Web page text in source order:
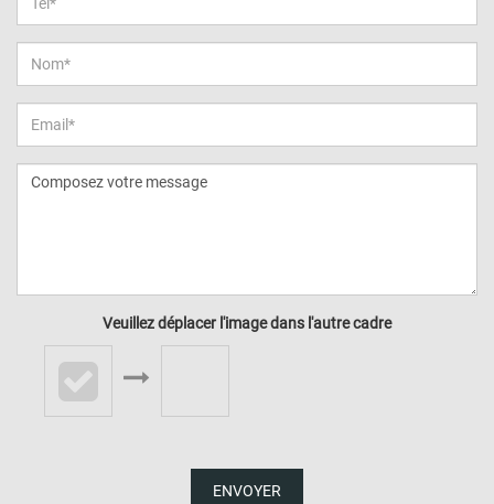
Veuillez déplacer l'image dans l'autre cadre
ENVOYER